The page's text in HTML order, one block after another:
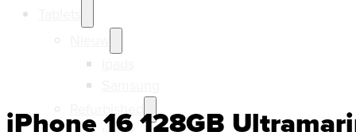
Refurbished
iPhone 16 128GB